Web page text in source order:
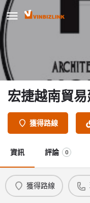
宏捷越南貿
獲得路線
資訊 評論 0
獲得路線